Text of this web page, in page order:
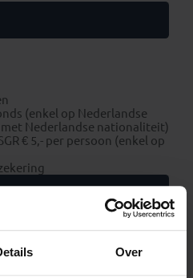
Over
(enkel op Nederlandse
Nederlandse nationaliteit)
€ 5,- per persoon (enkel op
€ 345,-